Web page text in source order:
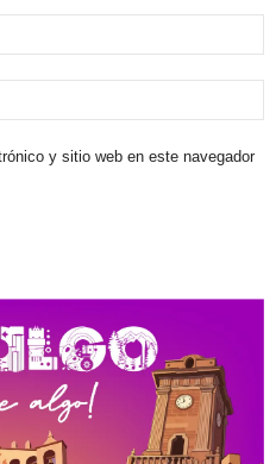
y sitio web en este navegador